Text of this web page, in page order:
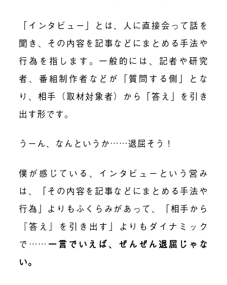
「インタビュー」とは、人に直接会って話を
聞き、その内容を記事などにまとめる手法や
行為を指します。一般的には、記者や研究
者、番組制作者などが「質問する側」とな
り、相手（取材対象者）から「答え」を引き
出す形です。
うーん、なんというか……退屈そう！
僕が感じている、インタビューという営み
は、「その内容を記事などにまとめる手法や
行為」よりもふくらみがあって、「相手から
『答え』を引き出す」よりもダイナミック
で…… 一言でいえば、ぜんぜん退屈じゃな
い。